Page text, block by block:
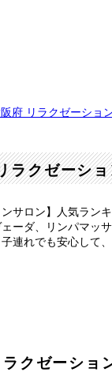
府 リラクゼーショ
ラクゼーシ
サロン】人気ラ
ーダ、リンパマ
連れでも安心し
クゼーショ